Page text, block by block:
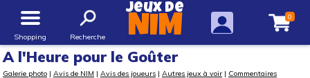
Shopping Recherche
Jeux de
NIM 0
A l'Heure pour le Goûter
Galerie photo | Avis de NIM | Avis des joueurs | Autres jeux à voir | Commentaires